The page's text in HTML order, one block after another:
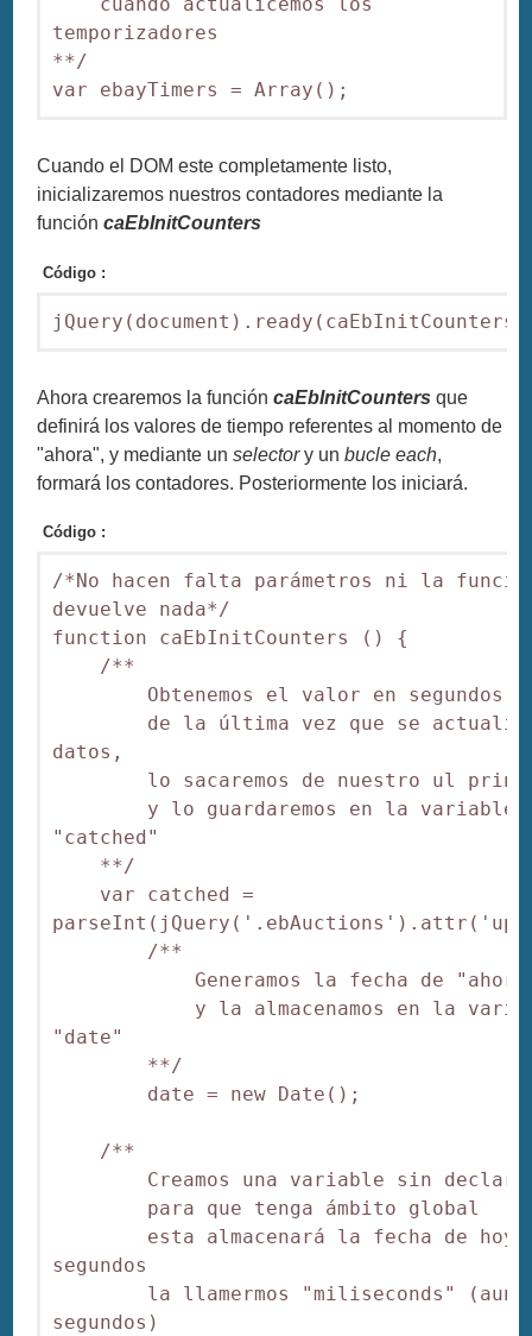
cuando actualicemos los
temporizadores
**/
var ebayTimers = Array();
Cuando el DOM este completamente listo,
inicializaremos nuestros contadores mediante la
funcióncaEbInitCounters
Código :
Ahora crearemos la funcióncaEbInitCounters que
definirá los valores de tiempo referentes al momento de
"ahora", y mediante unselectory unbucle each,
formará los contadores. Posteriormente los iniciará.
Código :
/*No hacen falta parámetros ni la
devuelve nada*/
function caEbInitCounters () {
/**
Obtenemos el valor en segundos
de la última vez que se
datos,
lo sacaremos de nuestro ul
y lo guardaremos en la variable
"catched"
**/
var catched =
/**
Generamos la fecha de
y la almacenamos en la
"date"
**/
date = new Date();
/**
Creamos una variable sin
para que tenga ámbito global
esta almacenará la fecha de hoy
segundos
la llamermos "miliseconds"
segundos)